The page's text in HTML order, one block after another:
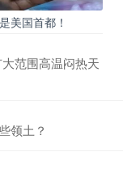
美国首都！
范围高温闷热天
领土？